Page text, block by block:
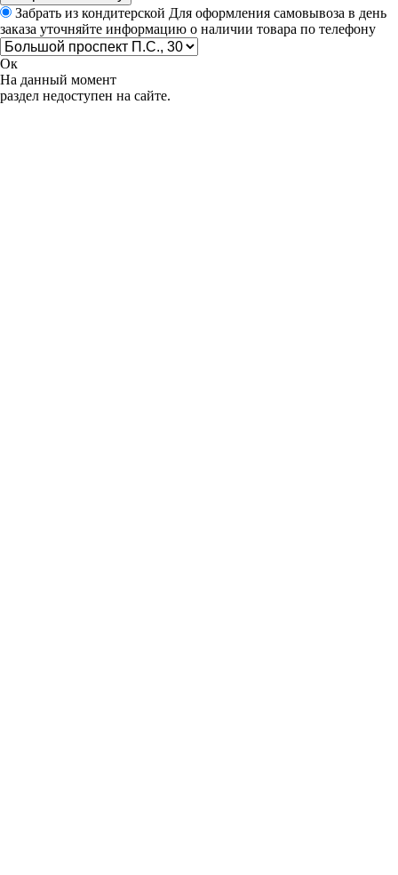
Забрать из кондитерской Для оформления самовывоза в день
заказа уточняйте информацию о наличии товара по телефону
Ок
На данный момент
раздел недоступен на сайте.